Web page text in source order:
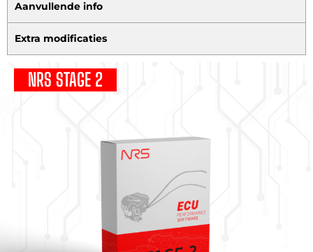
Aanvullende info
Extra modificaties
NRS STAGE 2